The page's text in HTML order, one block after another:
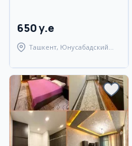
650 y.e
Ташкент, Юнусабадский